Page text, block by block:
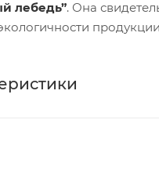
лебедь”. Она